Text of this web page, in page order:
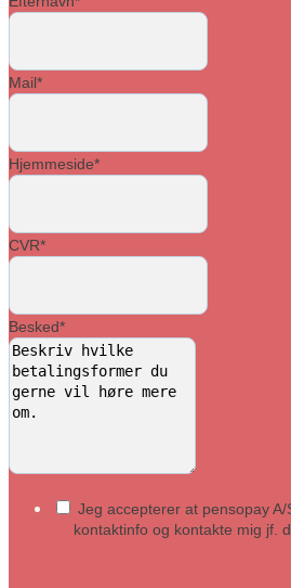
Mail*
Hjemmeside*
CVR*
Besked*
Jeg accepterer at pensopay
kontaktinfo og kontakte mig jf.